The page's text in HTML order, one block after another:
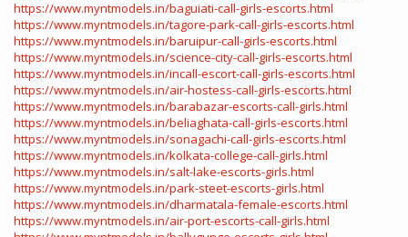
https://www.myntmodels.in/baguiati-call-girls-escorts.html
https://www.myntmodels.in/tagore-park-call-girls-escorts.html
https://www.myntmodels.in/baruipur-call-girls-escorts.html
https://www.myntmodels.in/science-city-call-girls-escorts.html
https://www.myntmodels.in/incall-escort-call-girls-escorts.html
https://www.myntmodels.in/air-hostess-call-girls-escorts.html
https://www.myntmodels.in/barabazar-escorts-call-girls.html
https://www.myntmodels.in/beliaghata-call-girls-escorts.html
https://www.myntmodels.in/sonagachi-call-girls-escorts.html
https://www.myntmodels.in/kolkata-college-call-girls.html
https://www.myntmodels.in/salt-lake-escorts-girls.html
https://www.myntmodels.in/park-steet-escorts-girls.html
https://www.myntmodels.in/dharmatala-female-escorts.html
https://www.myntmodels.in/air-port-escorts-call-girls.html